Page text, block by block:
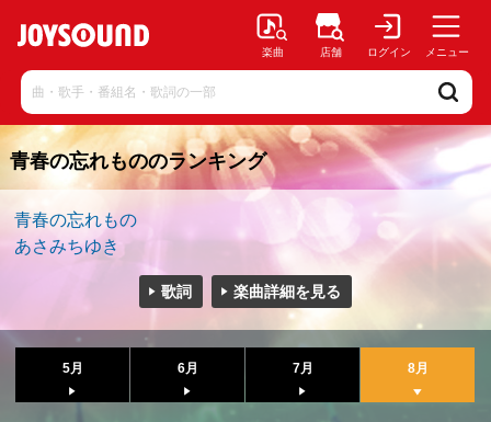
楽曲 店舗 ログイン メニュー
青春の忘れもののランキング
青春の忘れもの
あさみちゆき
歌詞 楽曲詳細を見る
5月 6月 7月 8月